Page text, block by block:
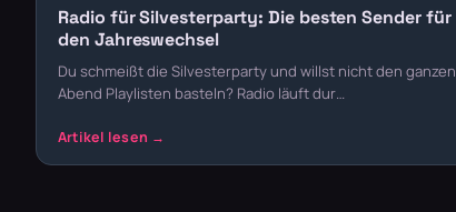
Radio für Silvesterparty: Die besten Sender für
den Jahreswechsel
Du schmeißt die Silvesterparty und willst nicht den ganzen
Abend Playlisten basteln? Radio läuft dur…